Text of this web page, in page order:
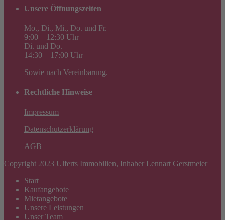
Unsere Öffnungszeiten
Mo., Di., Mi., Do. und Fr.
9:00 – 12:30 Uhr
Di. und Do.
14:30 – 17:00 Uhr
Sowie nach Vereinbarung.
Rechtliche Hinweise
Impressum
Datenschutzerklärung
AGB
Copyright 2023 Ulferts Immobilien, Inhaber Lennart Gerstmeier
Start
Kaufangebote
Mietangebote
Unsere Leistungen
Unser Team